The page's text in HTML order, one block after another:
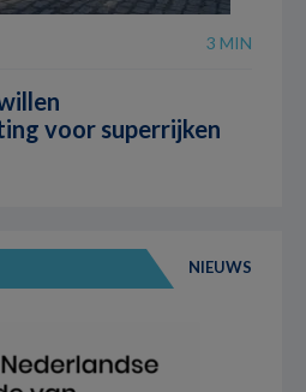
3 MIN
voor superrijken
NIEUWS